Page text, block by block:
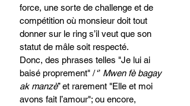
force, une sorte de challenge et de
compétition où monsieur doit tout
donner sur le ring s’il veut que son
statut de mâle soit respecté.
Donc, des phrases telles "Je lui ai
baisé proprement" / ‘’ Mwen fè bagay
ak manzè’’ et rarement "Elle et moi
avons fait l’amour"; ou encore,